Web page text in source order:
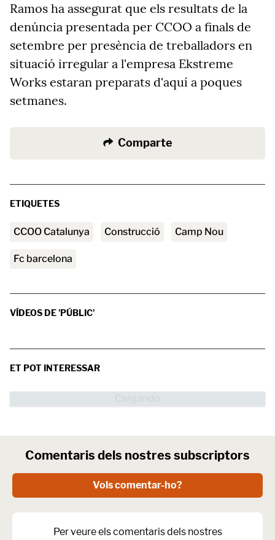
Ramos ha assegurat que els resultats de la
denúncia presentada per CCOO a finals de
setembre per presència de treballadors en
situació irregular a l'empresa Ekstreme
Works estaran preparats d'aquí a poques
setmanes.
Comparte
ETIQUETES
CCOO Catalunya Construcció Camp Nou
fc barcelona
VÍDEOS DE 'PÚBLIC'
ET POT INTERESSAR
Comentaris dels nostres subscriptors
Vols comentar-ho?
Per veure els comentaris dels nostres